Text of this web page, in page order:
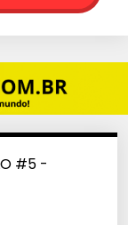
#5 -